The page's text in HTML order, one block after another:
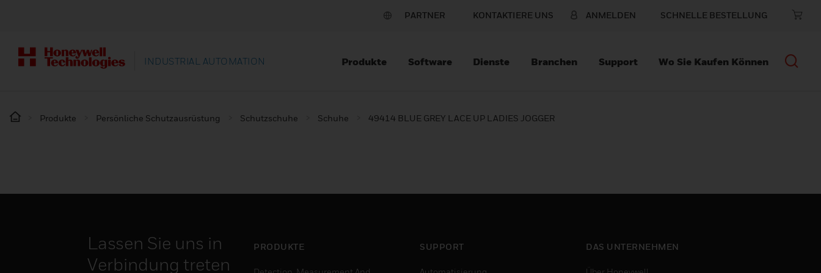
PARTNER KONTAKTIERE UNS ANMELDEN SCHNELLE BESTELLUNG
INDUSTRIAL AUTOMATION Produkte Software Dienste Branchen Support Wo Sie Kaufen Können
Produkte Persönliche Schutzausrüstung Schutzschuhe Schuhe 49414 BLUE GREY LACE UP LADIES JOGGER
Lassen Sie uns in
Verbindung treten
PRODUKTE SUPPORT DAS UNTERNEHMEN